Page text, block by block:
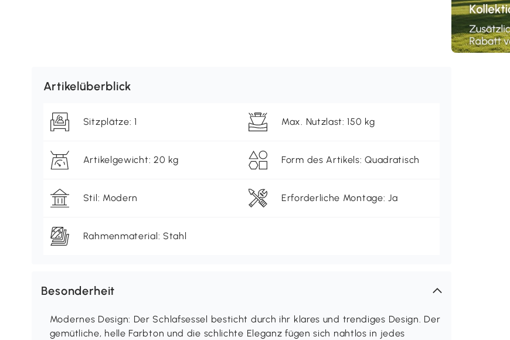
Artikelüberblick
Sitzplätze: 1 Max. Nutzlast: 150 kg
Artikelgewicht: 20 kg Form des Artikels: Quadratisch
Stil: Modern Erforderliche Montage: Ja
Rahmenmaterial: Stahl
Besonderheit
Modernes Design: Der Schlafsessel besticht durch ihr klares und trendiges Design. Der
gemütliche, helle Farbton und die schlichte Eleganz fügen sich nahtlos in jedes